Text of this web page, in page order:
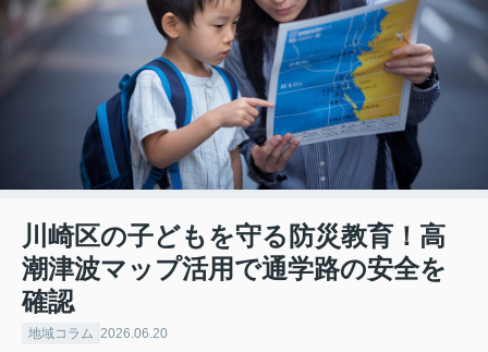
川崎区の子どもを守る防災教育！高
潮津波マップ活用で通学路の安全を
確認
地域コラム 2026.06.20